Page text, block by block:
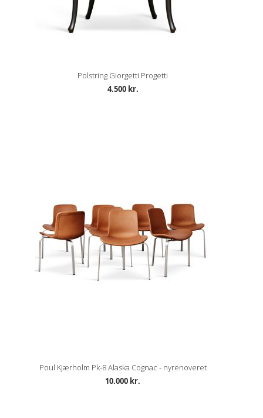
Polstring Giorgetti Progetti
4.500 kr.
Poul Kjærholm Pk-8 Alaska Cognac - nyrenoveret
10.000 kr.